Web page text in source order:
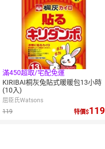
滿450超取/宅配免運
KIRIBAI桐灰兔貼式暖暖包13小時
(10入)
屈臣氏Watsons
119
特價 119